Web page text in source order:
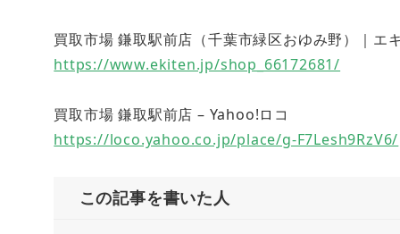
買取市場 鎌取駅前店（千葉市緑区おゆみ野）｜
https://www.ekiten.jp/shop_66172681/
買取市場 鎌取駅前店 – Yahoo!ロコ
https://loco.yahoo.co.jp/place/g-F7Lesh9RzV6/
この記事を書いた人